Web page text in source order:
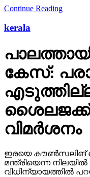
Continue Reading
kerala
കേസ്:
ശൈലജക്ക്
വിമര്‍ശനം
ഇരയെ കൗണ്‍സലിങ്
മന്ത്രിയെന്ന
വിധിന്യായത്തില്‍